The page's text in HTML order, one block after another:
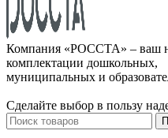
Компания «РОССТА» – ваш
комплектации дошкольных,
муниципальных и
Сделайте выбор в пользу